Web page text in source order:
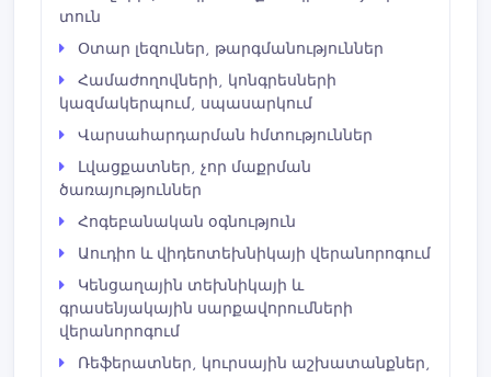
տուն
Օտար լեզուներ, թարգմանություններ
Համաժողովների, կոնգրեսների
կազմակերպում, սպասարկում
Վարսահարդարման հմտություններ
Լվացքատներ, չոր մաքրման
ծառայություններ
Հոգեբանական օգնություն
Աուդիո և վիդեոտեխնիկայի վերանորոգում
Կենցաղային տեխնիկայի և
գրասենյակային սարքավորումների
վերանորոգում
Ռեֆերատներ, կուրսային աշխատանքներ,